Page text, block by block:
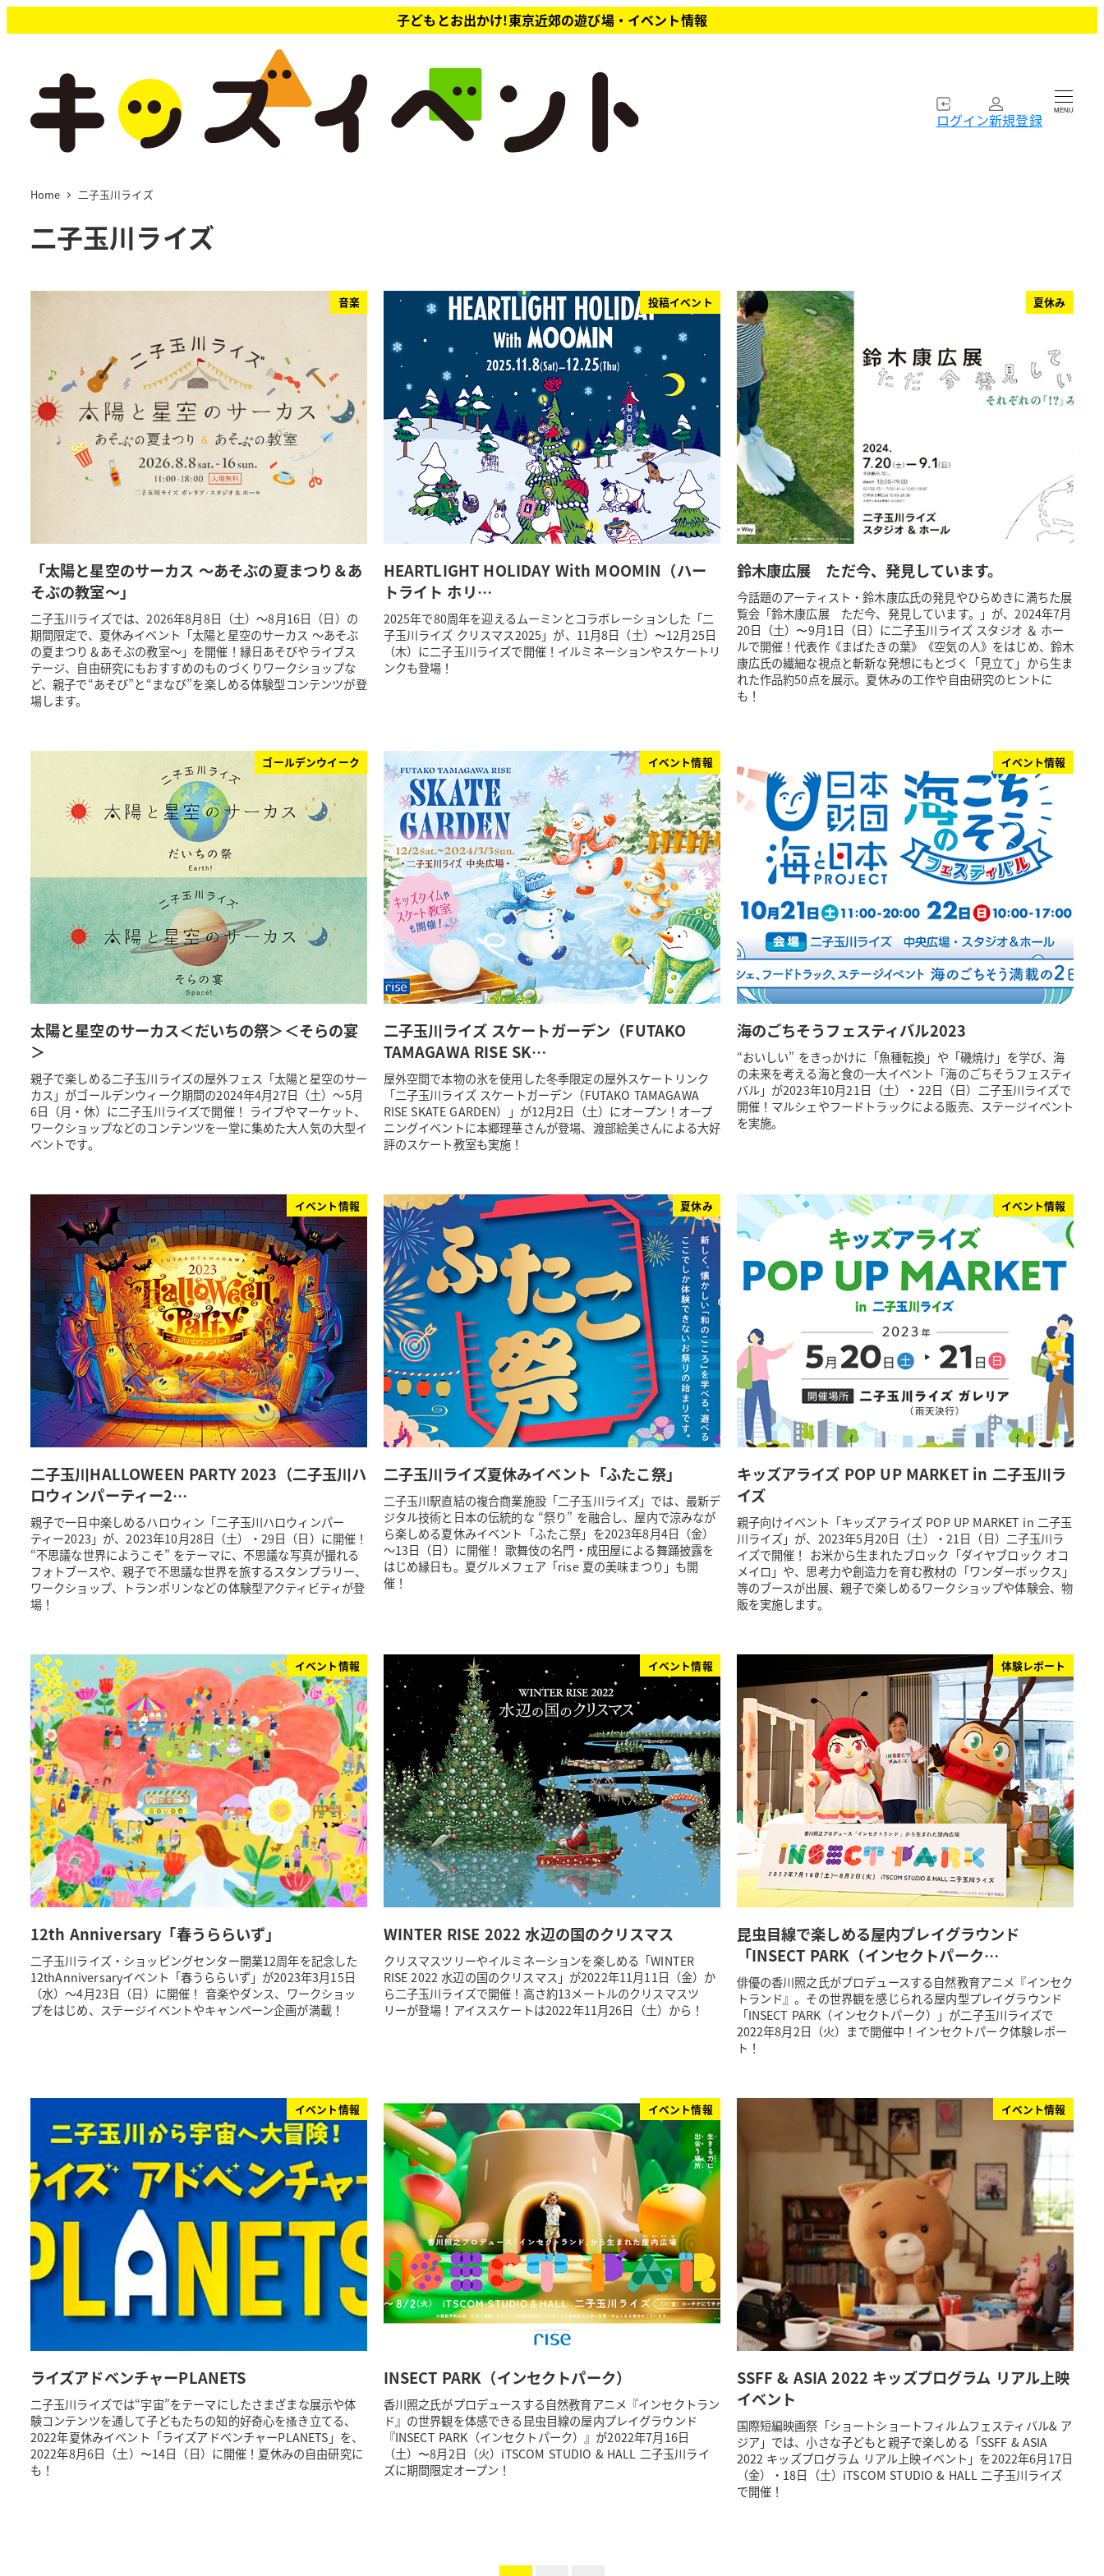
イ
子どもとお出かけ!東京近郊の遊び場・イベント情報
ログイン新規登録 MENU
Home 二子玉川ライズ
二子玉川ライズ
音楽
「太陽と星空のサーカス ～あそぶの夏まつり＆あ
そぶの教室～」
二子玉川ライズでは、2026年8月8日（土）～8月16日（日）の
期間限定で、夏休みイベント「太陽と星空のサーカス ～あそぶ
の夏まつり＆あそぶの教室～」を開催！縁日あそびやライブス
テージ、自由研究にもおすすめのものづくりワークショップな
ど、親子で“あそび”と“まなび”を楽しめる体験型コンテンツが登
場します。
投稿イベント
HEARTLIGHT HOLIDAY With MOOMIN（ハー
トライト ホリ…
2025年で80周年を迎えるムーミンとコラボレーションした「二
子玉川ライズ クリスマス2025」が、11月8日（土）〜12月25日
（木）に二子玉川ライズで開催！イルミネーションやスケートリ
ンクも登場！
夏休み
鈴木康広展 ただ今、発見しています。
今話題のアーティスト・鈴木康広氏の発見やひらめきに満ちた展
覧会「鈴木康広展 ただ今、発見しています。」が、2024年7月
20日（土）〜9月1日（日）に二子玉川ライズ スタジオ ＆ ホー
ルで開催！代表作《まばたきの葉》《空気の人》をはじめ、鈴木
康広氏の繊細な視点と斬新な発想にもとづく「見立て」から生ま
れた作品約50点を展示。夏休みの工作や自由研究のヒントに
も！
ゴールデンウイーク
太陽と星空のサーカス＜だいちの祭＞＜そらの宴
＞
親子で楽しめる二子玉川ライズの屋外フェス「太陽と星空のサー
カス」がゴールデンウィーク期間の2024年4月27日（土）～5月
6日（月・休）に二子玉川ライズで開催！ ライブやマーケット、
ワークショップなどのコンテンツを一堂に集めた大人気の大型イ
ベントです。
イベント情報
二子玉川ライズ スケートガーデン（FUTAKO
TAMAGAWA RISE SK…
屋外空間で本物の氷を使用した冬季限定の屋外スケートリンク
「二子玉川ライズ スケートガーデン（FUTAKO TAMAGAWA
RISE SKATE GARDEN）」が12月2日（土）にオープン！オープ
ニングイベントに本郷理華さんが登場、渡部絵美さんによる大好
評のスケート教室も実施！
イベント情報
海のごちそうフェスティバル2023
“おいしい” をきっかけに「魚種転換」や「磯焼け」を学び、海
の未来を考える海と食の一大イベント「海のごちそうフェスティ
バル」が2023年10月21日（土）・22日（日）二子玉川ライズで
開催！マルシェやフードトラックによる販売、ステージイベント
を実施。
イベント情報
二子玉川HALLOWEEN PARTY 2023（二子玉川ハ
ロウィンパーティー2…
親子で一日中楽しめるハロウィン「二子玉川ハロウィンパー
ティー2023」が、2023年10月28日（土）・29日（日）に開催！
“不思議な世界にようこそ” をテーマに、不思議な写真が撮れる
フォトブースや、親子で不思議な世界を旅するスタンプラリー、
ワークショップ、トランポリンなどの体験型アクティビティが登
場！
夏休み
二子玉川ライズ夏休みイベント「ふたこ祭」
二子玉川駅直結の複合商業施設「二子玉川ライズ」では、最新デ
ジタル技術と日本の伝統的な “祭り” を融合し、屋内で涼みなが
ら楽しめる夏休みイベント「ふたこ祭」を2023年8月4日（金）
～13日（日）に開催！ 歌舞伎の名門・成田屋による舞踊披露を
はじめ縁日も。夏グルメフェア「rise 夏の美味まつり」も開
催！
イベント情報
キッズアライズ POP UP MARKET in 二子玉川ラ
イズ
親子向けイベント「キッズアライズ POP UP MARKET in 二子玉
川ライズ」が、2023年5月20日（土）・21日（日）二子玉川ラ
イズで開催！ お米から生まれたブロック「ダイヤブロック オコ
メイロ」や、思考力や創造力を育む教材の「ワンダーボックス」
等のブースが出展、親子で楽しめるワークショップや体験会、物
販を実施します。
イベント情報
12th Anniversary「春うららいず」
二子玉川ライズ・ショッピングセンター開業12周年を記念した
12thAnniversaryイベント「春うららいず」が2023年3月15日
（水）～4月23日（日）に開催！ 音楽やダンス、ワークショッ
プをはじめ、ステージイベントやキャンペーン企画が満載！
イベント情報
WINTER RISE 2022 水辺の国のクリスマス
クリスマスツリーやイルミネーションを楽しめる「WINTER
RISE 2022 水辺の国のクリスマス」が2022年11月11日（金）か
ら二子玉川ライズで開催！高さ約13メートルのクリスマスツ
リーが登場！アイススケートは2022年11月26日（土）から！
体験レポート
昆虫目線で楽しめる屋内プレイグラウンド
「INSECT PARK（インセクトパーク…
俳優の香川照之氏がプロデュースする自然教育アニメ『インセク
トランド』。その世界観を感じられる屋内型プレイグラウンド
「INSECT PARK（インセクトパーク）」が二子玉川ライズで
2022年8月2日（火）まで開催中！インセクトパーク体験レポー
ト！
イベント情報
ライズアドベンチャーPLANETS
二子玉川ライズでは“宇宙”をテーマにしたさまざまな展示や体
験コンテンツを通して子どもたちの知的好奇心を搔き立てる、
2022年夏休みイベント「ライズアドベンチャーPLANETS」を、
2022年8月6日（土）〜14日（日）に開催！夏休みの自由研究に
も！
イベント情報
INSECT PARK（インセクトパーク）
香川照之氏がプロデュースする自然教育アニメ『インセクトラン
ド』の世界観を体感できる昆虫目線の屋内プレイグラウンド
『INSECT PARK（インセクトパーク）』が2022年7月16日
（土）〜8月2日（火）iTSCOM STUDIO & HALL 二子玉川ライ
ズに期間限定オープン！
イベント情報
SSFF & ASIA 2022 キッズプログラム リアル上映
イベント
国際短編映画祭「ショートショートフィルムフェスティバル& ア
ジア」では、小さな子どもと親子で楽しめる「SSFF & ASIA
2022 キッズプログラム リアル上映イベント」を2022年6月17日
（金）・18日（土）iTSCOM STUDIO & HALL 二子玉川ライズ
で開催！